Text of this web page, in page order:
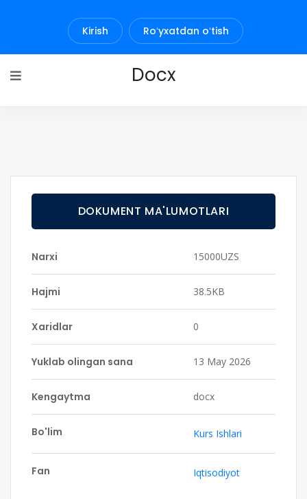
Kirish Roʻyxatdan oʻtish
Docx
DOKUMENT MA'LUMOTLARI
Narxi 15000UZS
Hajmi 38.5KB
Xaridlar 0
Yuklab olingan sana 13 May 2026
Kengaytma docx
Bo'lim Kurs Ishlari
Fan Iqtisodiyot